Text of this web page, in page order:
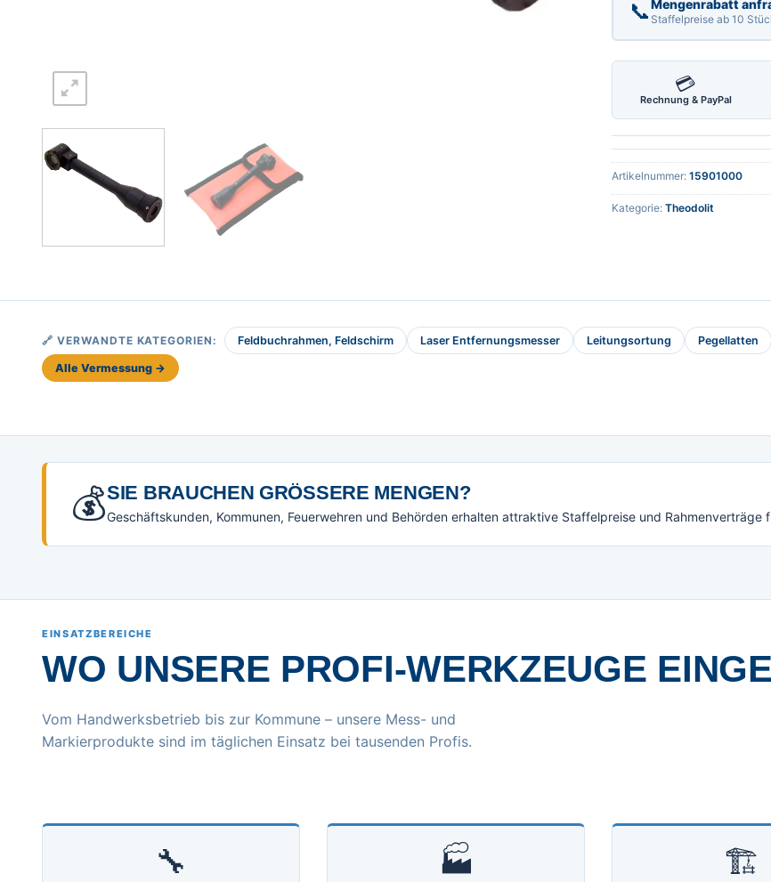
📞Mengenrabatt
Staffelpreise ab 10
💳
Rechnung & PayPal
Artikelnummer: 15901000
Kategorie: Theodolit
🔗 VERWANDTE KATEGORIEN: Feldbuchrahmen, Feldschirm Laser Entfernungsmesser Leitungsortung Pegellatten
Alle Vermessung →
💰SIE BRAUCHEN GRÖSSERE MENGEN?
Geschäftskunden, Kommunen, Feuerwehren und Behörden erhalten attraktive Staffelpreise und Rahmenverträge
EINSATZBEREICHE
WO UNSERE PROFI-WERKZEUGE
Vom Handwerksbetrieb bis zur Kommune – unsere Mess- und
Markierprodukte sind im täglichen Einsatz bei tausenden Profis.
🔧 🏭 🏗